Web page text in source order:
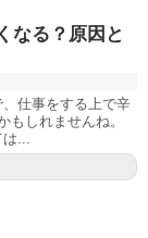
なる？原因と
仕事をする上で辛
もしれませんね。
...